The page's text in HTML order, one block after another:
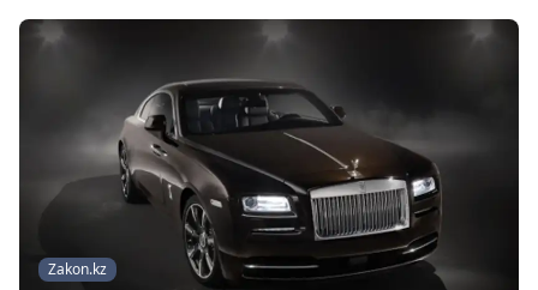
Zakon.kz